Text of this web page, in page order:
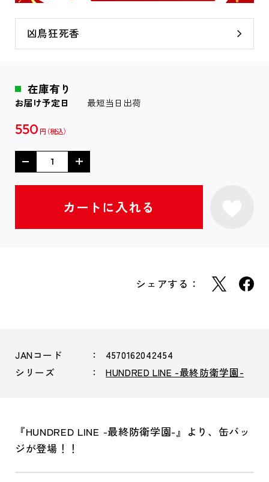
凶鳥狂死香
在庫有り
お届け予定日 最短当日出荷
550 円
シェアする：
JANコード
4570162042454
シリーズ
HUNDRED LINE -最終防衛学園-
『HUNDRED LINE -最終防衛学園-』より、缶バッ
ジが登場！！